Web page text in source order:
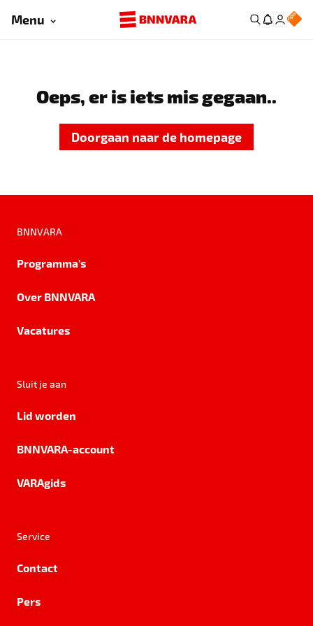
Menu
Oeps, er is iets mis gegaan..
Doorgaan naar de homepage
BNNVARA
Programma's
Over BNNVARA
Vacatures
Sluit je aan
Lid worden
BNNVARA-account
VARAgids
Service
Contact
Pers